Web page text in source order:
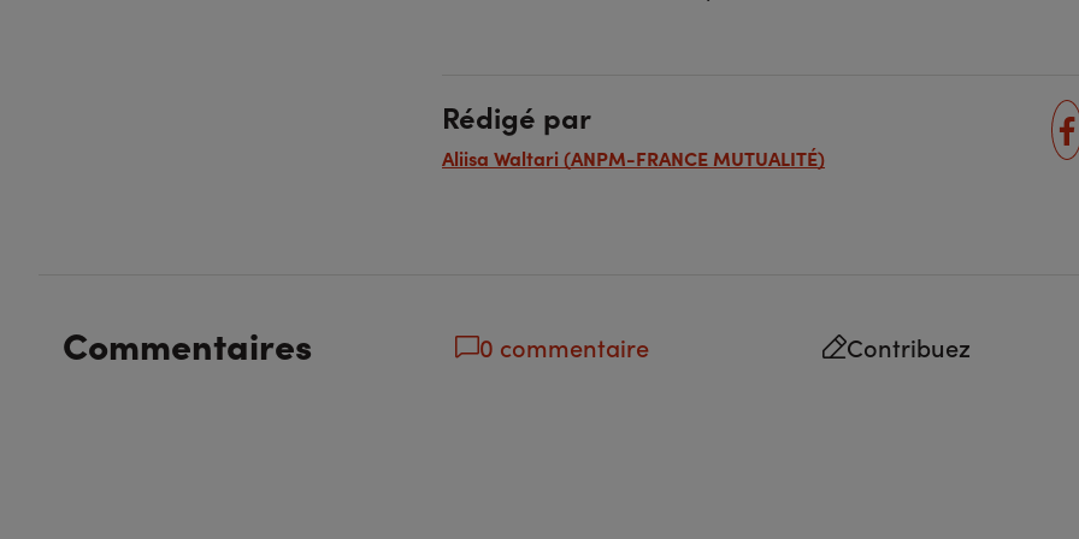
Rédigé par
Aliisa Waltari (ANPM-FRANCE MUTUALITÉ)
Commentaires 0 commentaire Contribuez